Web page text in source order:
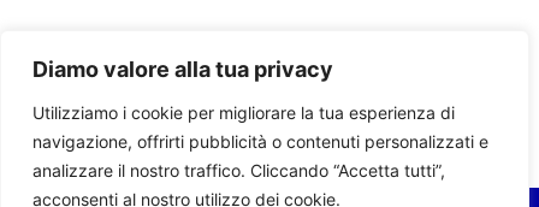
Diamo valore alla tua privacy
Utilizziamo i cookie per migliorare la tua esperienza di
navigazione, offrirti pubblicità o contenuti personalizzati e
analizzare il nostro traffico. Cliccando “Accetta tutti”,
acconsenti al nostro utilizzo dei cookie.